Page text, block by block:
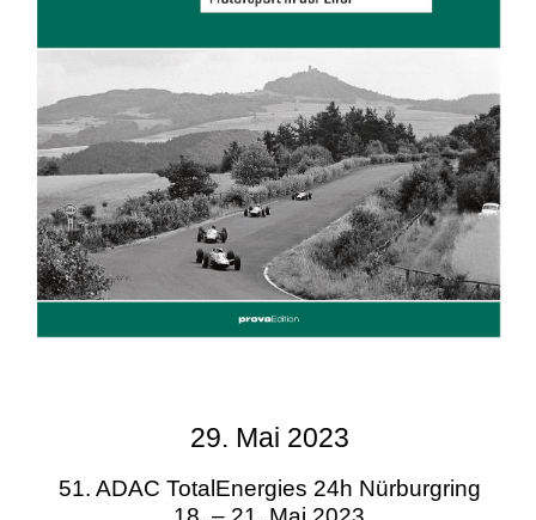
29. Mai 2023
51. ADAC TotalEnergies 24h Nürburgring